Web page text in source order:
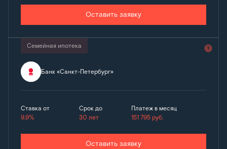
Оставить заявку
Семейная ипотека
Банк «Санкт-Петербург»
Ставка от
9.9%
Срок до
30 лет
Платеж в месяц
151 795руб.
Оставить заявку